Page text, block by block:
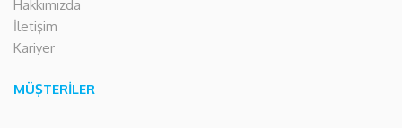
Hakkımızda
İletişim
Kariyer
MÜŞTERİLER